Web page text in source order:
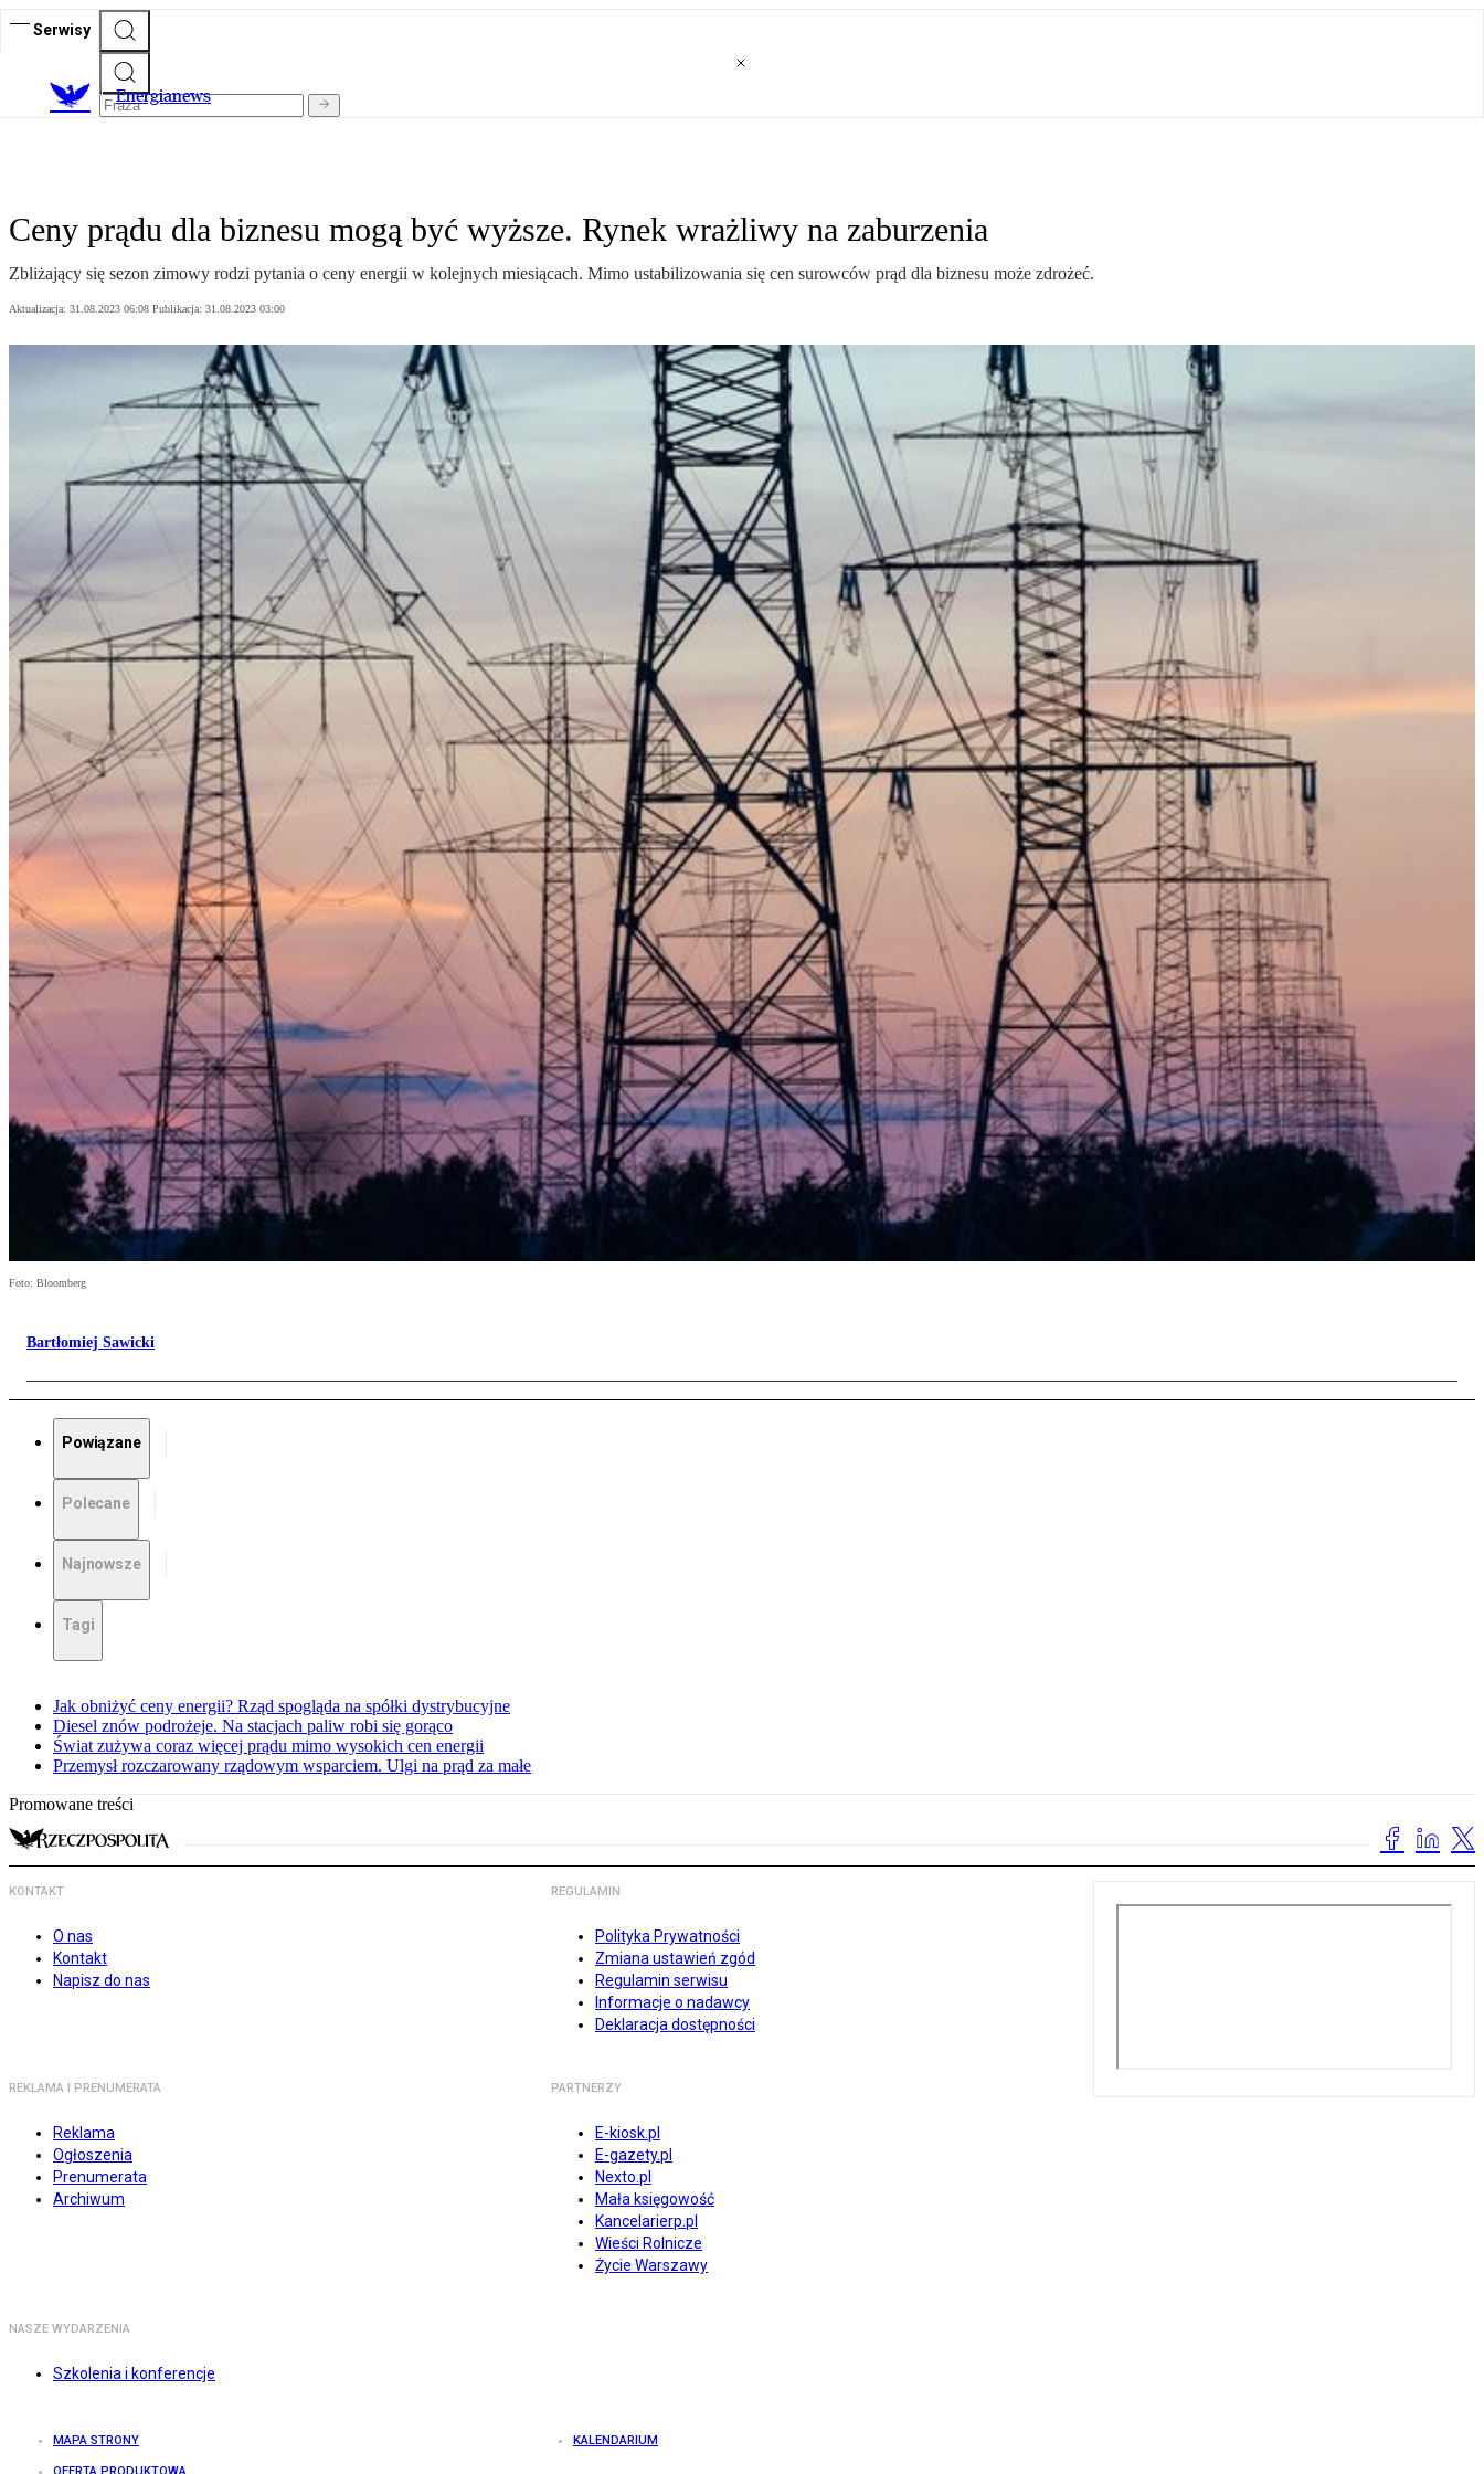
Serwisy
Energianews
Ceny prądu dla biznesu mogą być wyższe. Rynek wrażliwy na zaburzenia
Zbliżający się sezon zimowy rodzi pytania o ceny energii w kolejnych miesiącach. Mimo ustabilizowania się cen surowców prąd dla biznesu może zdrożeć.
Aktualizacja: 31.08.2023 06:08 Publikacja: 31.08.2023 03:00
Foto: Bloomberg
Bartłomiej Sawicki
Powiązane
Polecane
Najnowsze
Tagi
Jak obniżyć ceny energii? Rząd spogląda na spółki dystrybucyjne
Diesel znów podrożeje. Na stacjach paliw robi się gorąco
Świat zużywa coraz więcej prądu mimo wysokich cen energii
Przemysł rozczarowany rządowym wsparciem. Ulgi na prąd za małe
Promowane treści
KONTAKT
O nas
Kontakt
Napisz do nas
REGULAMIN
Polityka Prywatności
Zmiana ustawień zgód
Regulamin serwisu
Informacje o nadawcy
Deklaracja dostępności
REKLAMA I PRENUMERATA
Reklama
Ogłoszenia
Prenumerata
Archiwum
PARTNERZY
E-kiosk.pl
E-gazety.pl
Nexto.pl
Mała księgowość
Kancelarierp.pl
Wieści Rolnicze
Życie Warszawy
NASZE WYDARZENIA
Szkolenia i konferencje
MAPA STRONY KALENDARIUM